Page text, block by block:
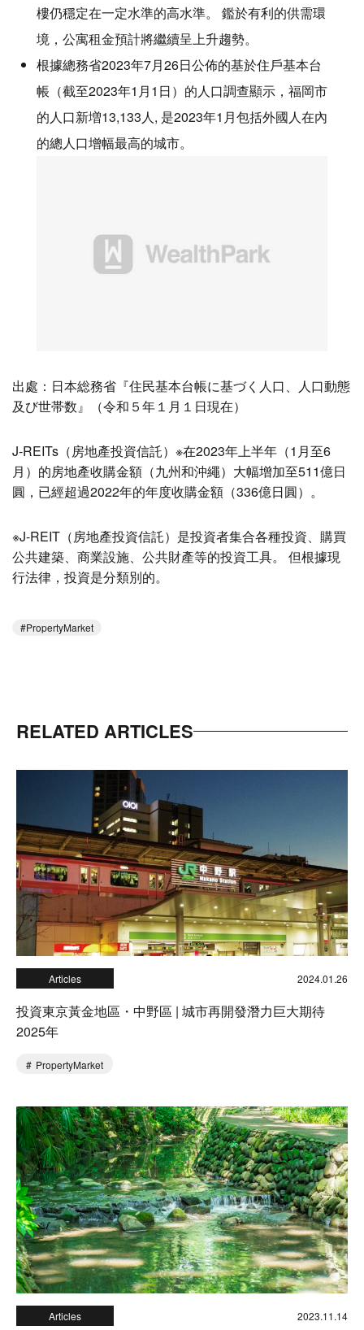
樓仍穩定在一定水準的高水準。 鑑於有利的供需環
境，公寓租金預計將繼續呈上升趨勢。
根據總務省2023年7月26日公佈的基於住戶基本台
帳（截至2023年1月1日）的人口調查顯示，福岡市
的人口新増13,133人, 是2023年1月包括外國人在內
的總人口增幅最高的城市。
出處：日本総務省『住民基本台帳に基づく人口、人口動態
及び世帯数』（令和５年１月１日現在）
J-REITs（房地產投資信託）※在2023年上半年（1月至6
月）的房地產收購金額（九州和沖繩）大幅增加至511億日
圓，已經超過2022年的年度收購金額（336億日圓）。
※J-REIT（房地產投資信託）是投資者集合各種投資、購買
公共建築、商業設施、公共財產等的投資工具。 但根據現
行法律，投資是分類別的。
PropertyMarket
RELATED ARTICLES
Articles 2024.01.26
投資東京黃金地區・中野區 | 城市再開發潛力巨大期待
2025年
PropertyMarket
Articles 2023.11.14